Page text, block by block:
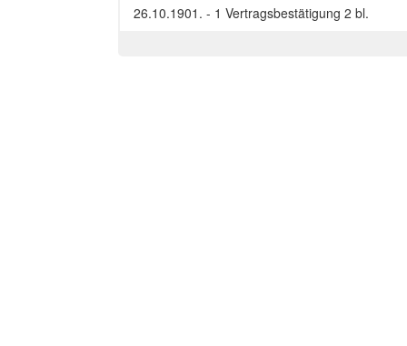
26.10.1901. - 1 Vertragsbestätigung 2 bl.